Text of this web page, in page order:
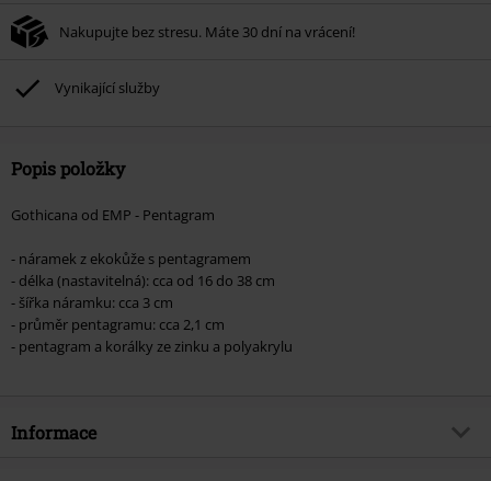
Nakupujte bez stresu. Máte 30 dní na vrácení!
Vynikající služby
Popis položky
Gothicana od EMP - Pentagram
- náramek z ekokůže s pentagramem
- délka (nastavitelná): cca od 16 do 38 cm
- šířka náramku: cca 3 cm
- průměr pentagramu: cca 2,1 cm
- pentagram a korálky ze zinku a polyakrylu
Informace